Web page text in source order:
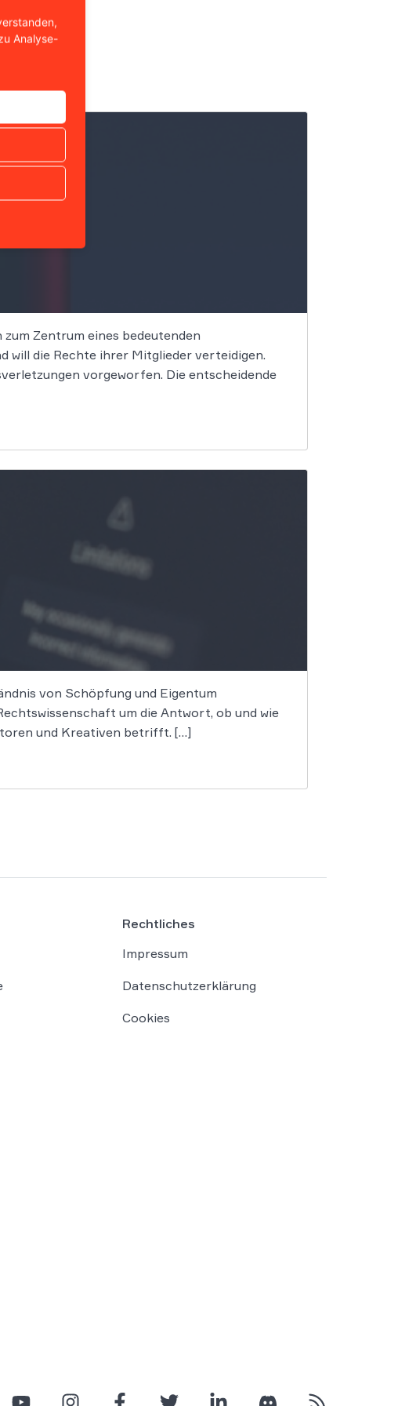
Zentrum eines bedeutenden
will die Rechte ihrer Mitglieder verteidigen.
vorgeworfen. Die entscheidende
von Schöpfung und Eigentum
um die Antwort, ob und wie
und Kreativen betrifft. […]
Rechtliches
Impressum
Datenschutzerklärung
Cookies
Analyse-